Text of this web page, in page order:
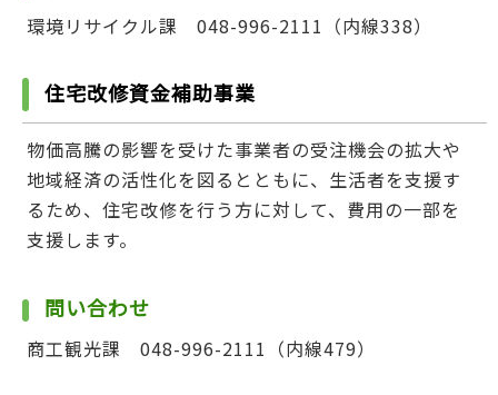
環境リサイクル課 048-996-2111（内線338）
住宅改修資金補助事業
物価高騰の影響を受けた事業者の受注機会の拡大や
地域経済の活性化を図るとともに、生活者を支援す
るため、住宅改修を行う方に対して、費用の一部を
支援します。
問い合わせ
商工観光課 048-996-2111（内線479）